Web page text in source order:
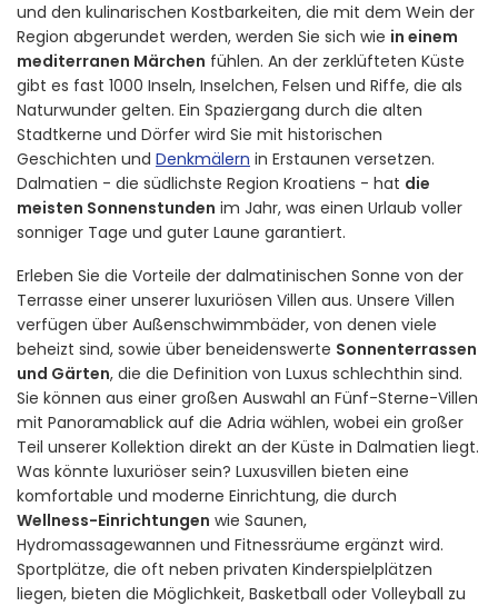
und den kulinarischen Kostbarkeiten, die mit dem Wein der
Region abgerundet werden, werden Sie sich wie in einem
mediterranen Märchen fühlen. An der zerklüfteten Küste
gibt es fast 1000 Inseln, Inselchen, Felsen und Riffe, die als
Naturwunder gelten. Ein Spaziergang durch die alten
Stadtkerne und Dörfer wird Sie mit historischen
Geschichten und Denkmälern in Erstaunen versetzen.
Dalmatien - die südlichste Region Kroatiens - hat die
meisten Sonnenstunden im Jahr, was einen Urlaub voller
sonniger Tage und guter Laune garantiert.
Erleben Sie die Vorteile der dalmatinischen Sonne von der
Terrasse einer unserer luxuriösen Villen aus. Unsere Villen
verfügen über Außenschwimmbäder, von denen viele
beheizt sind, sowie über beneidenswerte Sonnenterrassen
und Gärten, die die Definition von Luxus schlechthin sind.
Sie können aus einer großen Auswahl an Fünf-Sterne-Villen
mit Panoramablick auf die Adria wählen, wobei ein großer
Teil unserer Kollektion direkt an der Küste in Dalmatien liegt.
Was könnte luxuriöser sein? Luxusvillen bieten eine
komfortable und moderne Einrichtung, die durch
Wellness-Einrichtungen wie Saunen,
Hydromassagewannen und Fitnessräume ergänzt wird.
Sportplätze, die oft neben privaten Kinderspielplätzen
liegen, bieten die Möglichkeit, Basketball oder Volleyball zu